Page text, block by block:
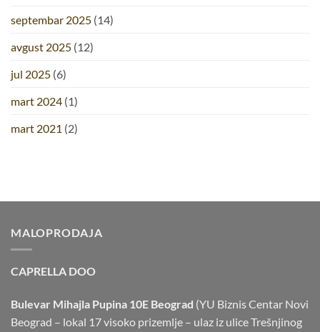
septembar 2025 (14)
avgust 2025 (12)
jul 2025 (6)
mart 2024 (1)
mart 2021 (2)
MALOPRODAJA
CAPRELLA DOO
Bulevar Mihajla Pupina 10E Beograd (YU Biznis Centar Novi
Beograd – lokal 17 visoko prizemlje – ulaz iz ulice Trešnjinog